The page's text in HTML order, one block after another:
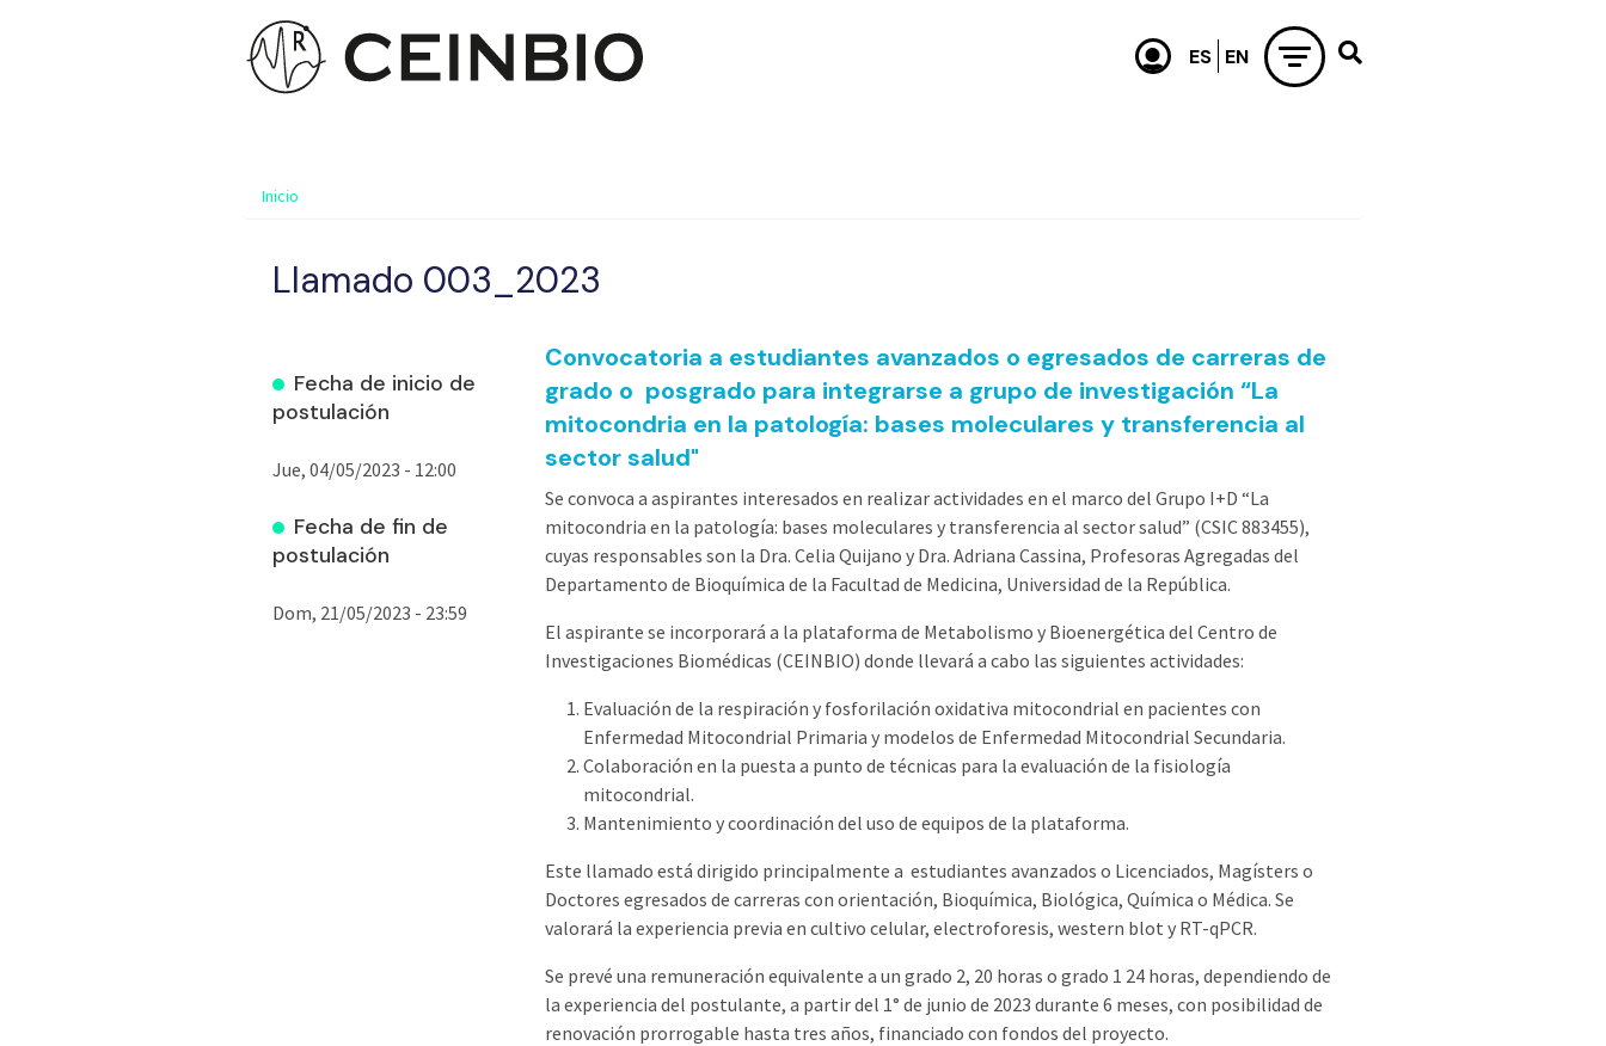
Inicio
Llamado 003_2023
Fecha de inicio de
postulación
Jue, 04/05/2023 - 12:00
Fecha de fin de
postulación
Dom, 21/05/2023 - 23:59
Convocatoria a estudiantes avanzados o egresados de carreras de
grado o posgrado para integrarse a grupo de investigación “La
mitocondria en la patología: bases moleculares y transferencia al
sector salud"
Se convoca a aspirantes interesados en realizar actividades en el marco del Grupo I+D “La
mitocondria en la patología: bases moleculares y transferencia al sector salud” (CSIC 883455),
cuyas responsables son la Dra. Celia Quijano y Dra. Adriana Cassina, Profesoras Agregadas del
Departamento de Bioquímica de la Facultad de Medicina, Universidad de la República.
El aspirante se incorporará a la plataforma de Metabolismo y Bioenergética del Centro de
Investigaciones Biomédicas (CEINBIO) donde llevará a cabo las siguientes actividades:
Evaluación de la respiración y fosforilación oxidativa mitocondrial en pacientes con
Enfermedad Mitocondrial Primaria y modelos de Enfermedad Mitocondrial Secundaria.
Colaboración en la puesta a punto de técnicas para la evaluación de la fisiología
mitocondrial.
Mantenimiento y coordinación del uso de equipos de la plataforma.
Este llamado está dirigido principalmente a estudiantes avanzados o Licenciados, Magísters o
Doctores egresados de carreras con orientación, Bioquímica, Biológica, Química o Médica. Se
valorará la experiencia previa en cultivo celular, electroforesis, western blot y RT-qPCR.
Se prevé una remuneración equivalente a un grado 2, 20 horas o grado 1 24 horas, dependiendo de
la experiencia del postulante, a partir del 1° de junio de 2023 durante 6 meses, con posibilidad de
renovación prorrogable hasta tres años, financiado con fondos del proyecto.